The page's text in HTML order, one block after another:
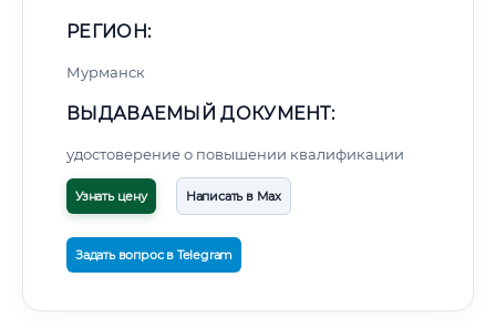
РЕГИОН:
Мурманск
ВЫДАВАЕМЫЙ ДОКУМЕНТ:
удостоверение о повышении квалификации
Узнать цену Написать в Max
Задать вопрос в Telegram